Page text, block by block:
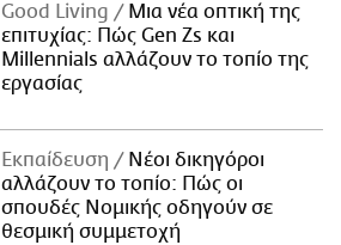
Good Living
Μια νέα οπτική της
επιτυχίας: Πώς Gen Zs και
Millennials αλλάζουν το τοπίο της
εργασίας
Εκπαίδευση
Νέοι δικηγόροι
αλλάζουν το τοπίο: Πώς οι
σπουδές Νομικής οδηγούν σε
θεσμική συμμετοχή